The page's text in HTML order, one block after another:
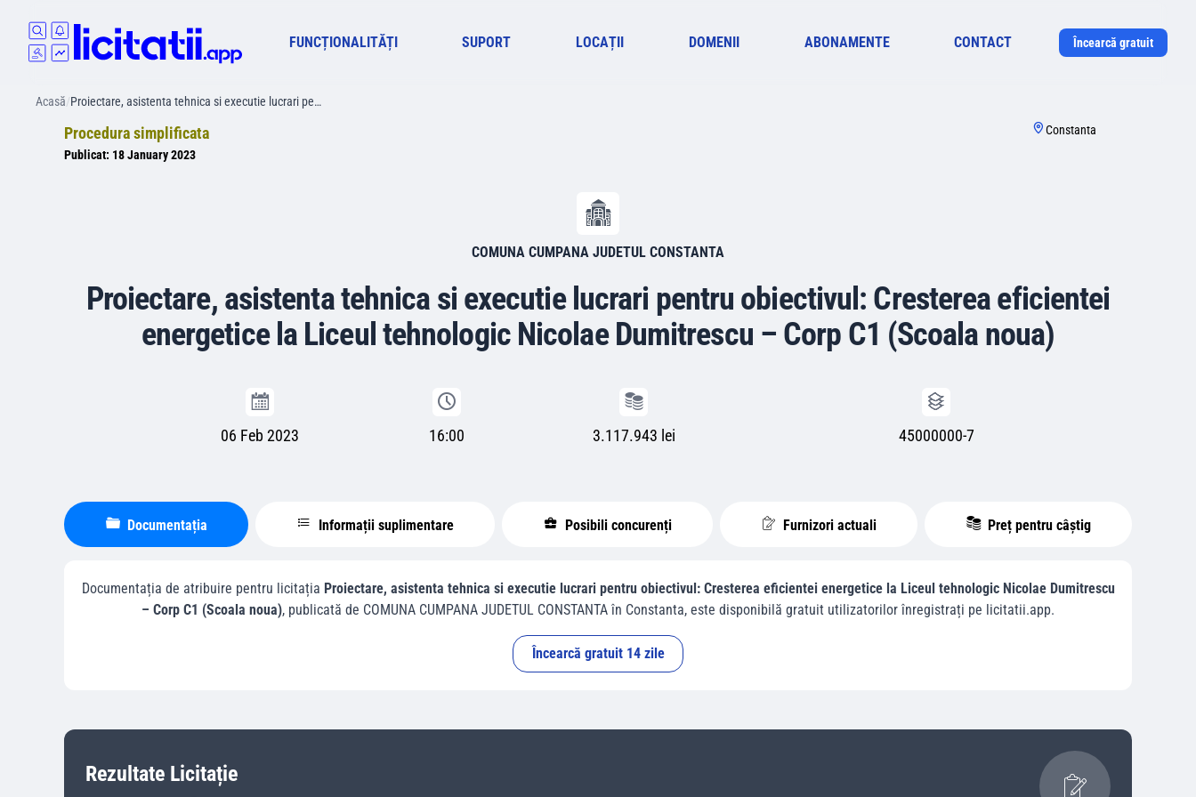
FUNCȚIONALITĂȚI SUPORT LOCAȚII DOMENII ABONAMENTE CONTACT Încearcă gratuit
Acasă/Proiectare, asistenta tehnica si executie lucrari pe…
Procedura simplificata
Publicat: 18 January 2023
Constanta
COMUNA CUMPANA JUDETUL CONSTANTA
Proiectare, asistenta tehnica si executie lucrari pentru obiectivul: Cresterea eficientei
energetice la Liceul tehnologic Nicolae Dumitrescu – Corp C1 (Scoala noua)
06 Feb 2023 16:00 3.117.943 lei 45000000-7
Documentația Informații suplimentare Posibili concurenți Furnizori actuali Preț pentru câștig
Documentația de atribuire pentru licitația Proiectare, asistenta tehnica si executie lucrari pentru obiectivul: Cresterea eficientei energetice la Liceul tehnologic Nicolae Dumitrescu
– Corp C1 (Scoala noua), publicată de COMUNA CUMPANA JUDETUL CONSTANTA în Constanta, este disponibilă gratuit utilizatorilor înregistrați pe licitatii.app.
Încearcă gratuit 14 zile
Rezultate Licitație